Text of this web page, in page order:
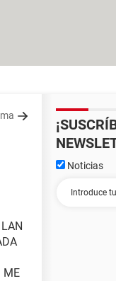
ME
Noticias